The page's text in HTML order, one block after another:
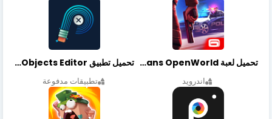
تحميل لعبة Gangstar New Orleans OpenWorld مهكرة أخر إصدار
اندرويد
تحميل تطبيق Retouch Remove Objects Editor مهكرة اخر إصدار
تطبيقات مدفوعة